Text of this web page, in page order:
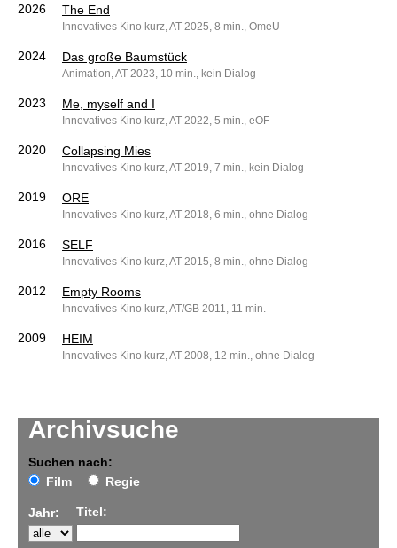
Archivsuche
Suchen nach:
Film
Regie
Jahr: Titel:
2026
The End
Innovatives Kino kurz, AT 2025, 8 min., OmeU
2024 Das große Baumstück
Animation, AT 2023, 10 min., kein Dialog
2023 Me, myself and I
Innovatives Kino kurz, AT 2022, 5 min., eOF
2020 Collapsing Mies
Innovatives Kino kurz, AT 2019, 7 min., kein Dialog
2019 ORE
Innovatives Kino kurz, AT 2018, 6 min., ohne Dialog
2016 SELF
Innovatives Kino kurz, AT 2015, 8 min., ohne Dialog
2012 Empty Rooms
Innovatives Kino kurz, AT/GB 2011, 11 min.
2009 HEIM
Innovatives Kino kurz, AT 2008, 12 min., ohne Dialog